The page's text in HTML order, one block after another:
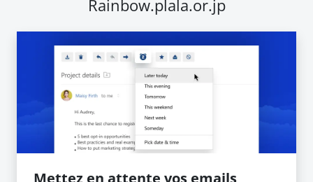
Rainbow.plala.or.jp